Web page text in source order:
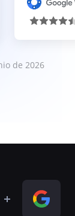
de 2026